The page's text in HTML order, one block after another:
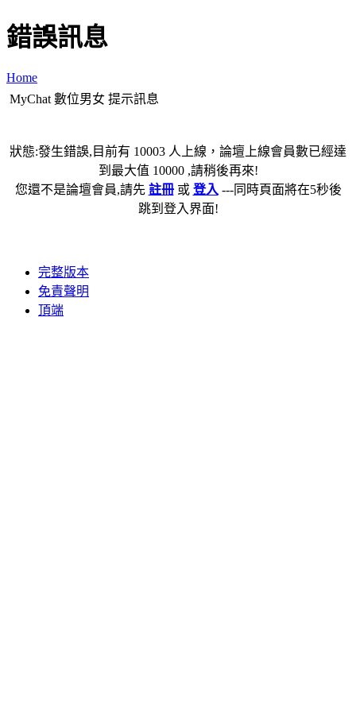
錯誤訊息
Home
MyChat 數位男女 提示訊息
狀態:發生錯誤,目前有 10003 人上線，論壇上線會員數已經達
到最大值 10000 ,請稍後再來!
您還不是論壇會員,請先 註冊或 登入 ---同時頁面將在5秒後
跳到登入界面!
完整版本
免責聲明
頂端